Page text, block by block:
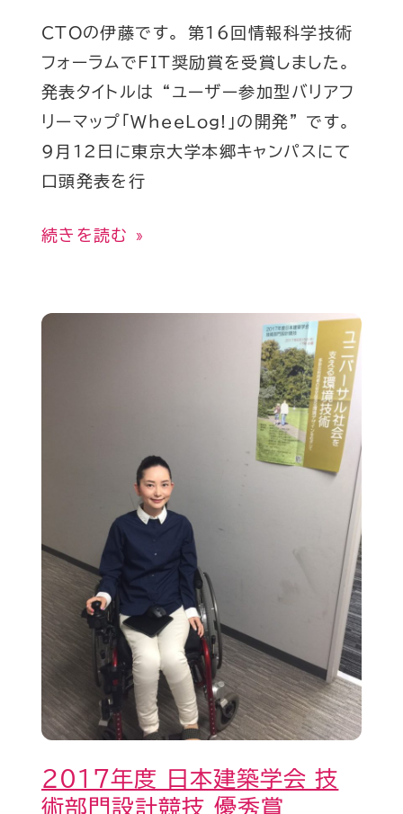
CTOの伊藤です。 第16回情報科学技術
フォーラムでFIT奨励賞を受賞しました。
発表タイトルは “ユーザー参加型バリアフ
リーマップ「WheeLog!」の開発” です。
9月12日に東京大学本郷キャンパスにて
口頭発表を行
ラ
ム
で
FIT
奨
励
賞
続きを読む »
2017年度 日本建築学会 技
術部門設計競技 優秀賞
2017
会
門
設
計
競
技